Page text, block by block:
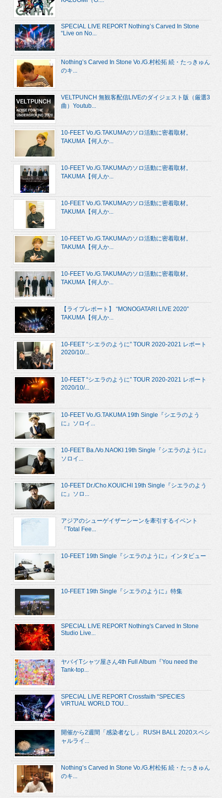
SPECIAL LIVE REPORT Nothing’s Carved In Stone
“Live on No...
Nothing’s Carved In Stone Vo./G.村松拓 続・たっきゅん
のキ...
VELTPUNCH 無観客配信LIVEのダイジェスト版（厳選3
曲）Youtub...
10-FEET Vo./G.TAKUMAのソロ活動に密着取材。
TAKUMA【何人か...
10-FEET Vo./G.TAKUMAのソロ活動に密着取材。
TAKUMA【何人か...
10-FEET Vo./G.TAKUMAのソロ活動に密着取材。
TAKUMA【何人か...
10-FEET Vo./G.TAKUMAのソロ活動に密着取材。
TAKUMA【何人か...
10-FEET Vo./G.TAKUMAのソロ活動に密着取材。
TAKUMA【何人か...
【ライブレポート】 “MONOGATARI LIVE 2020”
TAKUMA【何人か...
10-FEET “シエラのように” TOUR 2020-2021 レポート
2020/10/...
10-FEET “シエラのように” TOUR 2020-2021 レポート
2020/10/...
10-FEET Vo./G.TAKUMA 19th Single『シエラのよう
に』ソロイ...
10-FEET Ba./Vo.NAOKI 19th Single『シエラのように』
ソロイ...
10-FEET Dr./Cho.KOUICHI 19th Single『シエラのよう
に』ソロ...
アジアのシューゲイザーシーンを牽引するイベント
『Total Fee...
10-FEET 19th Single『シエラのように』インタビュー
10-FEET 19th Single『シエラのように』特集
SPECIAL LIVE REPORT Nothing's Carved In Stone
Studio Live...
ヤバイTシャツ屋さん4th Full Album『You need the
Tank-top...
SPECIAL LIVE REPORT Crossfaith “SPECIES
VIRTUAL WORLD TOU...
開催から2週間「感染者なし」 RUSH BALL 2020スペシ
ャルライ...
Nothing’s Carved In Stone Vo./G.村松拓 続・たっきゅん
のキ...